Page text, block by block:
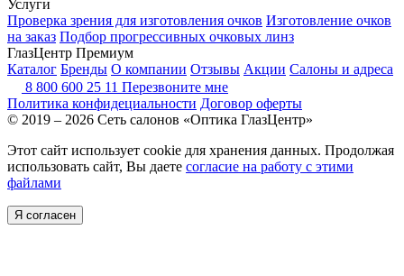
Услуги
Проверка зрения для изготовления очков Изготовление очков
на заказ Подбор прогрессивных очковых линз
ГлазЦентр Премиум
Каталог Бренды О компании Отзывы Акции Салоны и адреса
8 800 600 25 11 Перезвоните мне
Политика конфидециальности Договор оферты
© 2019 – 2026 Сеть салонов «Оптика ГлазЦентр»
Этот сайт использует cookie для хранения данных. Продолжая
использовать сайт, Вы даете согласие на работу с этими
файлами
Я согласен